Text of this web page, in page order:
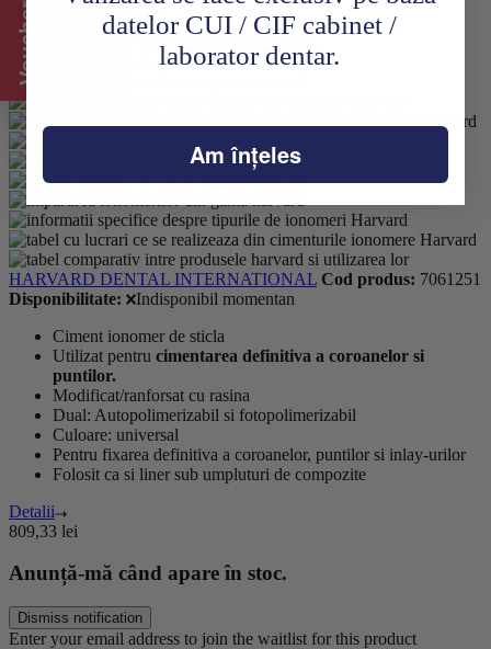
Adaugă în wishlist
HARVARD DENTAL INTERNATIONAL Cod produs: 7061251
Disponibilitate:
Indisponibil momentan
Ciment ionomer de sticla
Utilizat pentru cimentarea definitiva a coroanelor si
puntilor.
Modificat/ranforsat cu rasina
Dual: Autopolimerizabil si fotopolimerizabil
Culoare: universal
Pentru fixarea definitiva a coroanelor, puntilor si inlay-urilor
Folosit ca si liner sub umpluturi de compozite
Detalii
809,33 lei
Anunță-mă când apare în stoc.
Dismiss notification
Enter your email address to join the waitlist for this product
datelor CUI / CIF cabinet /
laborator dentar.
Am înțeles